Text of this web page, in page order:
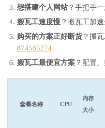
想搭建个人网站？手把手一
搬瓦工速度慢 ？搬瓦工加速
购买的方案正好断货？搬
874585274
搬瓦工最便宜方案 ？配置
套餐名称 CPU
内存
大小